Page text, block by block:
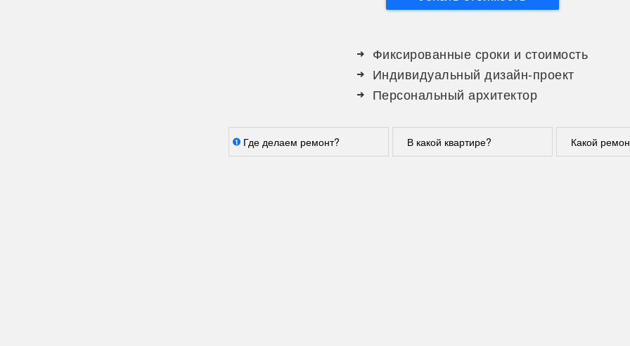
Фиксированные сроки и стоимость
Индивидуальный дизайн-проект
Персональный архитектор
Где делаем ремонт?
1 В какой квартире? Какой